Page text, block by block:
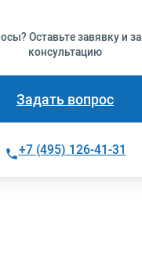
Оставьте завявку и
консультацию
Задать вопрос
+7 (495) 126-41-31